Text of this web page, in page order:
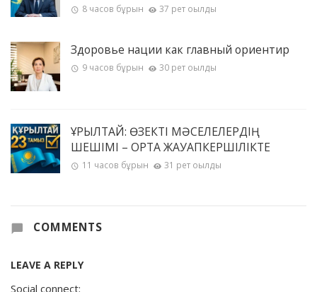
8 часов бұрын 37 рет оқылды
Здоровье нации как главный ориентир
9 часов бұрын 30 рет оқылды
ҚҰРЫЛТАЙ: ӨЗЕКТІ МӘСЕЛЕЛЕРДІҢ
ШЕШІМІ – ОРТАҚ ЖАУАПКЕРШІЛІКТЕ
11 часов бұрын 31 рет оқылды
COMMENTS
LEAVE A REPLY
Social connect: